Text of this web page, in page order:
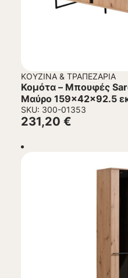
ΚΟΥΖΊΝΑ & ΤΡΑΠΕΖΑΡΊΑ
Κομότα – Μπουφές
Μαύρο 159x42x92.5
SKU: 300-01353
231,20 €